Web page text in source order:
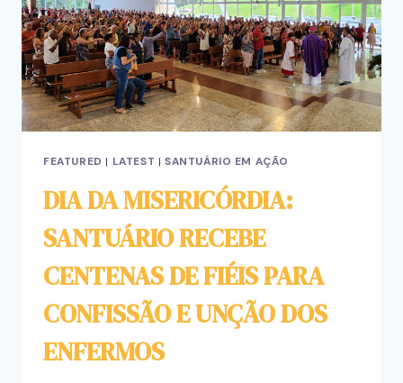
FEATURED | LATEST | SANTUÁRIO EM AÇÃO
DIA DA MISERICÓRDIA:
SANTUÁRIO RECEBE
CENTENAS DE FIÉIS PARA
CONFISSÃO E UNÇÃO DOS
ENFERMOS